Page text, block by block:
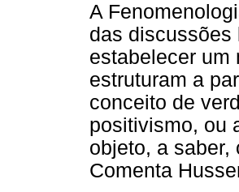
A
das discussões
estabelecer um
estruturam a
conceito de
positivismo, ou
objeto, a
Comenta